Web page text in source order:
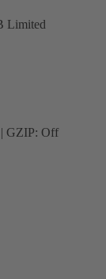
Limited
GZIP: Off